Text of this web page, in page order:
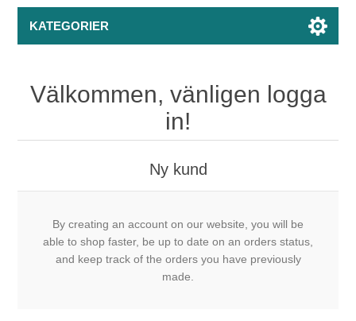
KATEGORIER
Välkommen, vänligen logga
in!
Ny kund
By creating an account on our website, you will be
able to shop faster, be up to date on an orders status,
and keep track of the orders you have previously
made.